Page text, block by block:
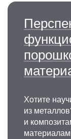
Хотите
из
и